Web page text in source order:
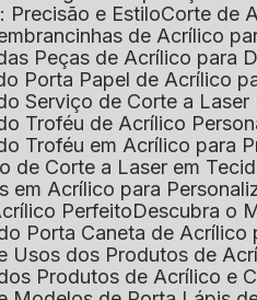
Precisão e Estilo
Corte de
de Acrílico
Peças de Acrílico para
Porta Papel de Acrílico
do Serviço de Corte a
do Troféu de Acrílico
Troféu em Acrílico para
de Corte a Laser em
em Acrílico para
Perfeito
Descubra o
Porta Caneta de Acrílico
Usos dos Produtos de
Produtos de Acrílico e